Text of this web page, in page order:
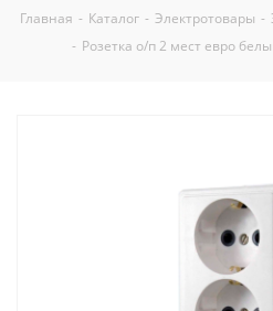
Главная - Каталог - Электротовары -
- Розетка о/п 2 мест евро